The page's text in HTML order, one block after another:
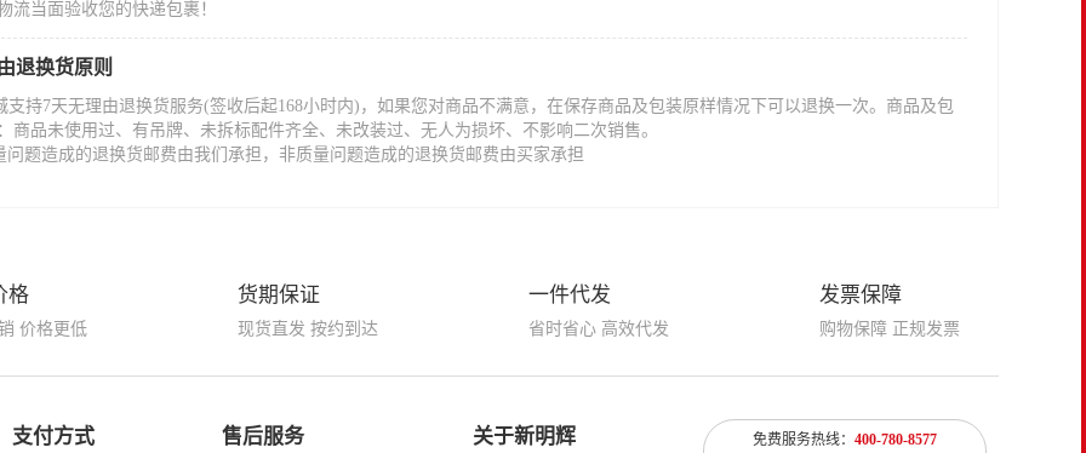
流当面验收您的快递包裹！
退换货原则
支持7天无理由退换货服务(签收后起168小时内)，如果您对商品不满意，在保存商品及包装原样情况下可以退换一次。商品及包
商品未使用过、有吊牌、未拆标配件齐全、未改装过、无人为损坏、不影响二次销售。
问题造成的退换货邮费由我们承担，非质量问题造成的退换货邮费由买家承担
格
价格更低
货期保证
现货直发 按约到达
一件代发
省时省心 高效代发
发票保障
购物保障 正规发票
支付方式 售后服务 关于新明辉 免费服务热线： 400-780-8577